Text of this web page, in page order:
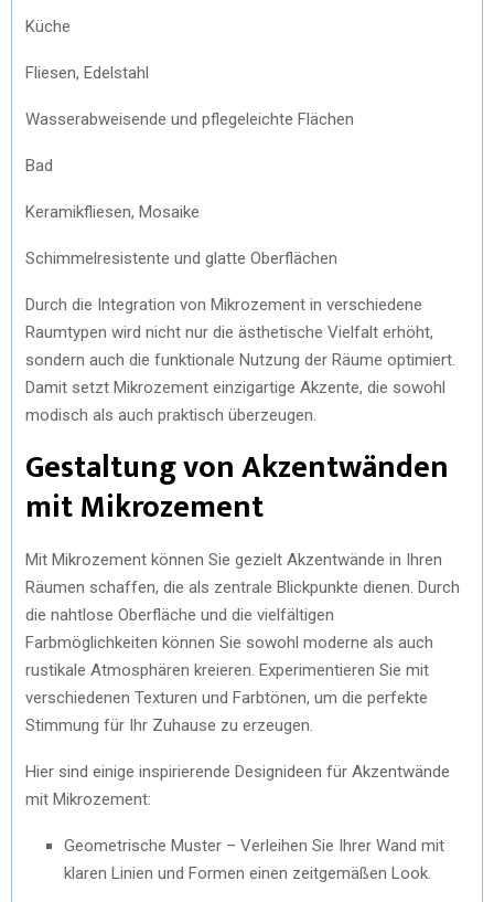
Küche
Fliesen, Edelstahl
Wasserabweisende und pflegeleichte Flächen
Bad
Keramikfliesen, Mosaike
Schimmelresistente und glatte Oberflächen
Durch die Integration von Mikrozement in verschiedene
Raumtypen wird nicht nur die ästhetische Vielfalt erhöht,
sondern auch die funktionale Nutzung der Räume optimiert.
Damit setzt Mikrozement einzigartige Akzente, die sowohl
modisch als auch praktisch überzeugen.
Gestaltung von Akzentwänden
mit Mikrozement
Mit Mikrozement können Sie gezielt Akzentwände in Ihren
Räumen schaffen, die als zentrale Blickpunkte dienen. Durch
die nahtlose Oberfläche und die vielfältigen
Farbmöglichkeiten können Sie sowohl moderne als auch
rustikale Atmosphären kreieren. Experimentieren Sie mit
verschiedenen Texturen und Farbtönen, um die perfekte
Stimmung für Ihr Zuhause zu erzeugen.
Hier sind einige inspirierende Designideen für Akzentwände
mit Mikrozement:
Geometrische Muster – Verleihen Sie Ihrer Wand mit
klaren Linien und Formen einen zeitgemäßen Look.